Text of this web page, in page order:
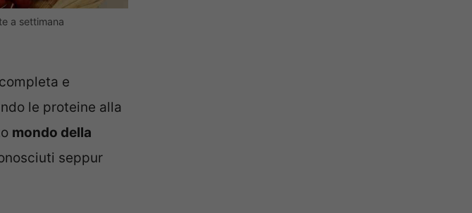
a settimana
e
le proteine alla
mondo della
seppur